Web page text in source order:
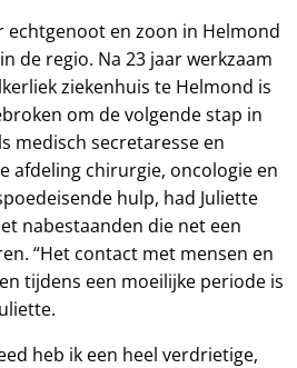
echtgenoot en zoon in Helmond
de regio. Na 23 jaar werkzaam
ziekenhuis te Helmond is
om de volgende stap in
medisch secretaresse en
afdeling chirurgie, oncologie en
hulp, had Juliette
nabestaanden die net een
“Het contact met mensen en
tijdens een moeilijke periode is
heb ik een heel verdrietige,